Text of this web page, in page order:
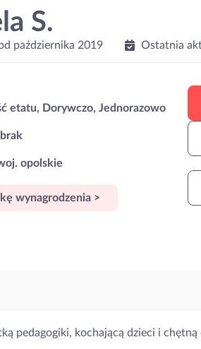
S.
października 2019 Ostatnia
etatu, Dorywczo, Jednorazowo
brak
opolskie
wynagrodzenia >
pedagogiki, kochającą dzieci i chętną